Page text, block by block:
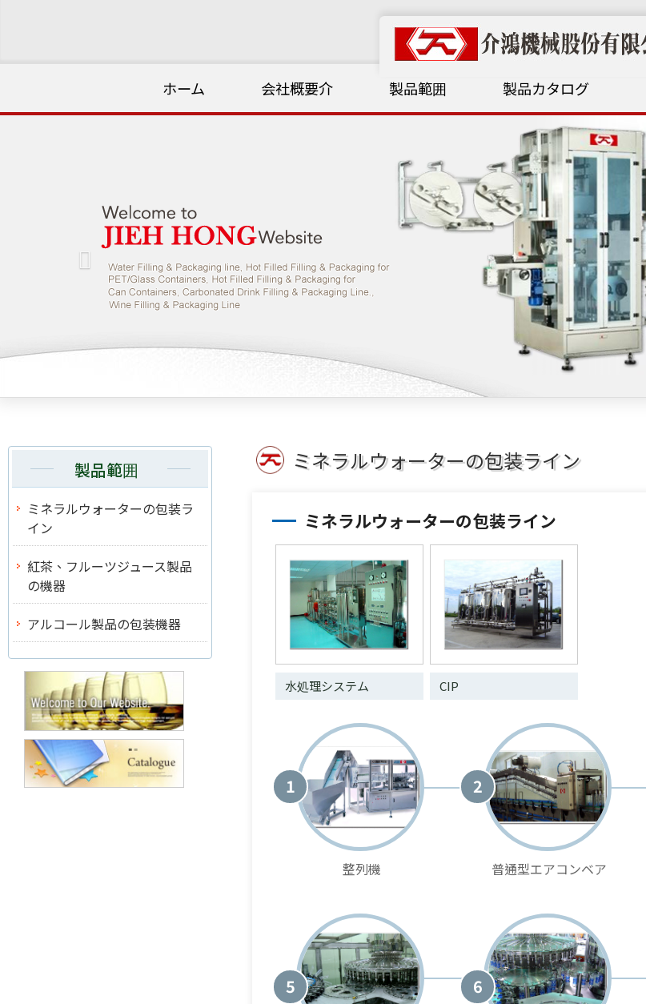
ホーム 会社概要介 製品範囲 製品カタログ
製品範囲
ミネラルウォーターの包装ラ
イン
紅茶、フルーツジュース製品
の機器
アルコール製品の包装機器
ミネラルウォーターの包装ライン
ミネラルウォーターの包装ライン
水処理システム CIP
1
整列機
2
普通型エアコンベア
5 6